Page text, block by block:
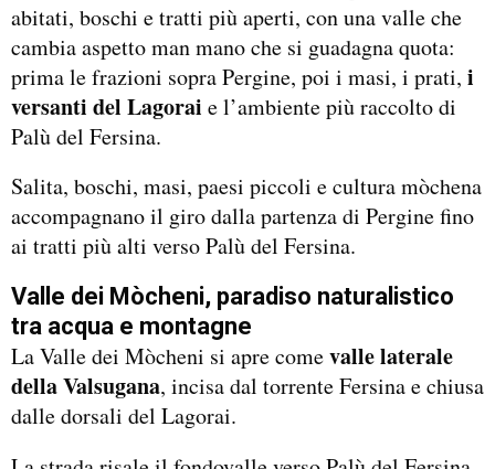
abitati, boschi e tratti più aperti, con una valle che
cambia aspetto man mano che si guadagna quota:
prima le frazioni sopra Pergine, poi i masi, i prati, i
versanti del Lagorai e l’ambiente più raccolto di
Palù del Fersina.
Salita, boschi, masi, paesi piccoli e cultura mòchena
accompagnano il giro dalla partenza di Pergine fino
ai tratti più alti verso Palù del Fersina.
Valle dei Mòcheni, paradiso naturalistico
tra acqua e montagne
La Valle dei Mòcheni si apre comevalle laterale
della Valsugana, incisa dal torrente Fersina e chiusa
dalle dorsali del Lagorai.